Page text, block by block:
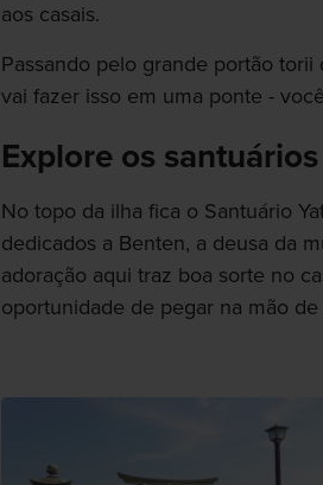
aos casais.
Passando pelo grande portão torii
vai fazer isso em uma ponte -
Explore os
No topo da ilha fica o Santuário
dedicados a Benten, a deusa da
adoração aqui traz boa sorte no
oportunidade de pegar na mão